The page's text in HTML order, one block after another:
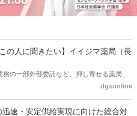
の人に聞きたい】イイジマ薬局（長
務の一部外部委託など、押し寄せる薬局業
規制改革の波を薬局業界はどう受け止めた
こうした問題について、厚労省「薬局薬剤
dgsonline
迅速・安定供給実現に向けた総合対